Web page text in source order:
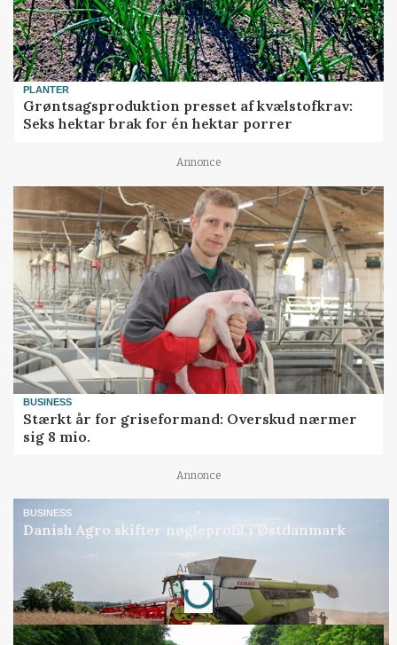
PLANTER
Grøntsagsproduktion presset af kvælstofkrav:
Seks hektar brak for én hektar porrer
Annonce
BUSINESS
Stærkt år for griseformand: Overskud nærmer
sig 8 mio.
Annonce
BUSINESS
Danish Agro skifter nøgleprofil i Østdanmark
Annonce
Loading...